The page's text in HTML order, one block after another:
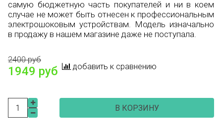
самую бюджетную часть покупателей и ни в коем
случае не может быть отнесен к профессиональным
электрошоковым устройствам. Модель изначально
в продажу в нашем магазине даже не поступала.
2400 руб
1949 руб добавить к сравнению
В КОРЗИНУ